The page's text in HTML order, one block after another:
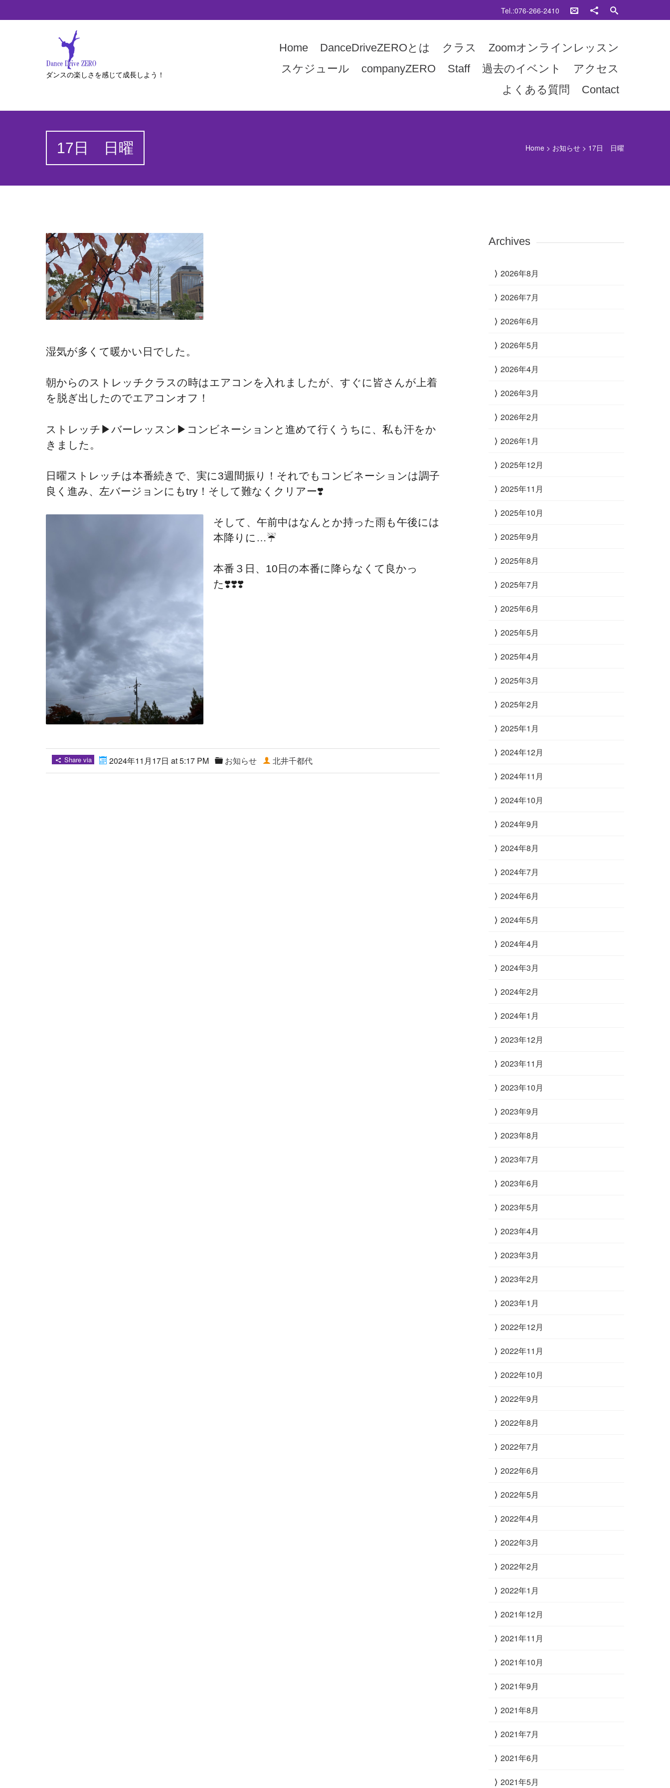
Tel.:076-266-2410
ダンスの楽しさを感じて成長しよう！
Home DanceDriveZEROとは クラス
Zoomオンラインレッスン
スケジュール
companyZERO Staff 過去のイベント
アクセス
よくある質問
Contact
17日 日曜 Home > お知らせ > 17日 日曜
湿気が多くて暖かい日でした。
朝からのストレッチクラスの時はエアコンを入れましたが、すぐに皆さんが上着
を脱ぎ出したのでエアコンオフ！
ストレッチ▶︎バーレッスン▶︎コンビネーションと進めて行くうちに、私も汗をか
きました。
日曜ストレッチは本番続きで、実に3週間振り！それでもコンビネーションは調子
良く進み、左バージョンにもtry！そして難なくクリアー❣️
そして、午前中はなんとか持った雨も午後には
本降りに…☔️
本番３日、10日の本番に降らなくて良かっ
た❣️❣️❣️
Share via 2024年11月17日 at 5:17 PM お知らせ 北井千都代
Archives
2026年8月
2026年7月
2026年6月
2026年5月
2026年4月
2026年3月
2026年2月
2026年1月
2025年12月
2025年11月
2025年10月
2025年9月
2025年8月
2025年7月
2025年6月
2025年5月
2025年4月
2025年3月
2025年2月
2025年1月
2024年12月
2024年11月
2024年10月
2024年9月
2024年8月
2024年7月
2024年6月
2024年5月
2024年4月
2024年3月
2024年2月
2024年1月
2023年12月
2023年11月
2023年10月
2023年9月
2023年8月
2023年7月
2023年6月
2023年5月
2023年4月
2023年3月
2023年2月
2023年1月
2022年12月
2022年11月
2022年10月
2022年9月
2022年8月
2022年7月
2022年6月
2022年5月
2022年4月
2022年3月
2022年2月
2022年1月
2021年12月
2021年11月
2021年10月
2021年9月
2021年8月
2021年7月
2021年6月
2021年5月